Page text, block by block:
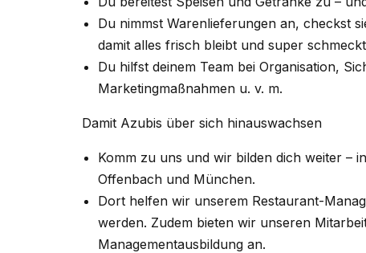
Du nimmst Warenlieferungen an, checkst
damit alles frisch bleibt und super
Du hilfst deinem Team bei Organisation,
Marketingmaßnahmen u. v. m.
Damit Azubis über sich hinauswachsen
Komm zu uns und wir bilden dich weiter –
Offenbach und München.
Dort helfen wir unserem Restaurant-
werden. Zudem bieten wir unseren
Managementausbildung an.